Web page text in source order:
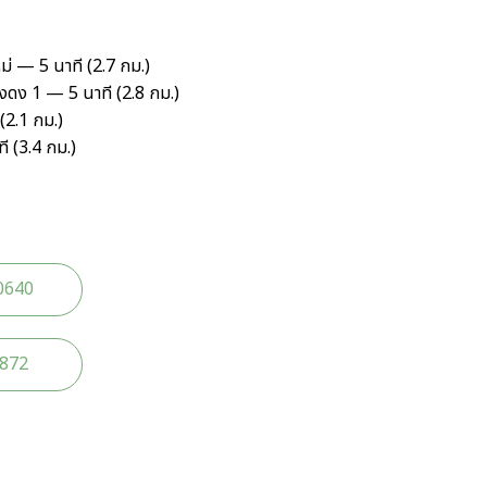
ม่ — 5 นาที (2.7 กม.)
ดง 1 — 5 นาที (2.8 กม.)
กม.)
(3.4 กม.)